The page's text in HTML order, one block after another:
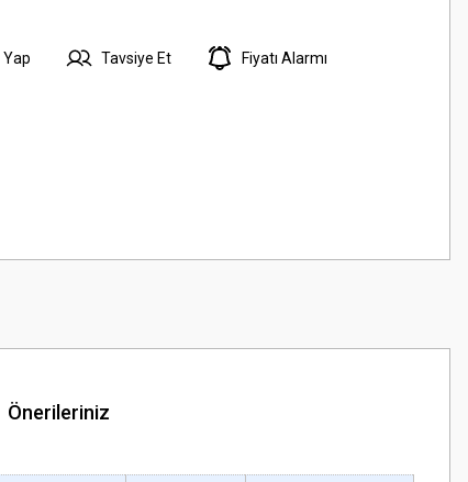
Tavsiye Et Fiyatı Alarmı
Önerileriniz